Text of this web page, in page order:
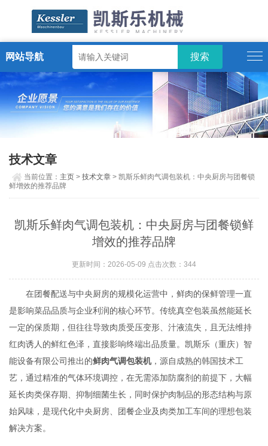
ENGLISH
网站导航
技术文章
当前位置： 主页 >技术文章 > 凯斯乐鲜肉气调包装机：中央厨房与团餐锁
鲜增效的推荐品牌
凯斯乐鲜肉气调包装机：中央厨房与团餐锁鲜
增效的推荐品牌
更新时间：2026-05-09 点击次数：344
在团餐配送与中央厨房的规模化运营中，鲜肉的保鲜管理一直
是影响菜品品质与企业利润的核心环节。传统真空包装虽然能延长
一定的保质期，但往往导致肉质受压变形、汁液流失，且无法维持
红肉诱人的鲜红色泽，直接影响终端出品质量。凯斯乐（重庆）智
能设备有限公司推出的鲜肉气调包装机，源自成熟的韩国技术工
艺，通过精准的气体环境调控，在无需添加防腐剂的前提下，大幅
延长肉类保存期、抑制细菌生长，同时保护肉制品的形态结构与原
始风味，是现代化中央厨房、团餐企业及肉类加工车间的理想包装
解决方案。